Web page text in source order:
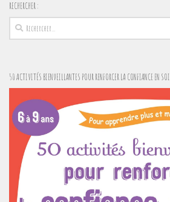
RECHERCHER :
Rechercher :
50 ACTIVITÉS BIENVEILLANTES POUR RENFORCER LA CONFIANCE EN SOI